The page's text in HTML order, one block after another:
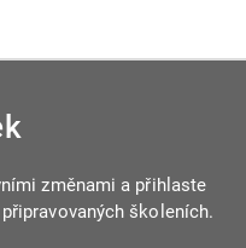
rozlišení mezi
změnami a přihlaste
školeních.